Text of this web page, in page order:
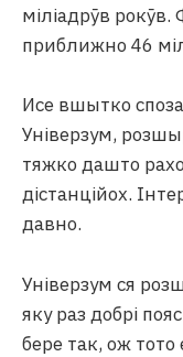
міліадрӯв рокӯв.
приближно 46
Исе вшытко
Універзум,
тяжко дашто
дістанційох.
давно.
Універзум ся
яку раз добрі
бере так, ож тото